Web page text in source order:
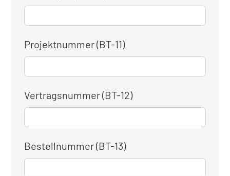
Projektnummer (BT-11)
Vertragsnummer (BT-12)
Bestellnummer (BT-13)